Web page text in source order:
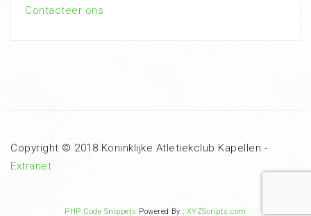
Contacteer ons
Copyright © 2018 Koninklijke Atletiekclub Kapellen -
Extranet
PHP Code Snippets Powered By : XYZScripts.com